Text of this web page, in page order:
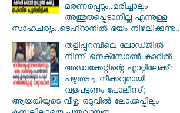
മരണപ്പെടും..മരിച്ചാലും
അത്ഭുതപ്പെടാനില്ല എന്നുള്ള
സാഹചര്യം..ടെഹ്റാനിൽ ഭയം നിഴലിക്കുന്നു..
തളിപ്പറമ്പിലെ ലോഡ്ജിൽ
നിന്ന് നെക്സോൺ കാറിൽ
അഡ്വക്കേറ്റിന്റെ ഫ്ലാറ്റിലേക്ക്;
പഴുതടച്ച നീക്കവുമായി
വളപട്ടണം പോലീസ്;
ആയങ്കിയുടെ വീഴ്ച: ഒടുവിൽ ലോക്കപ്പിലും